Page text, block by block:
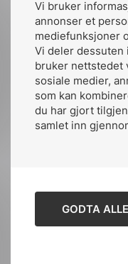
Vi bruker
annonser et
mediefunksjoner
Vi deler dessuten
bruker nettstedet
sosiale medier,
som kan
du har gjort
samlet inn
GODTA ALLE
som sparer tid
informasjon.
skal bli kjent
alle som har lyst
av NEK 400 i
Aanensen.
Du kan få gratis
hos: